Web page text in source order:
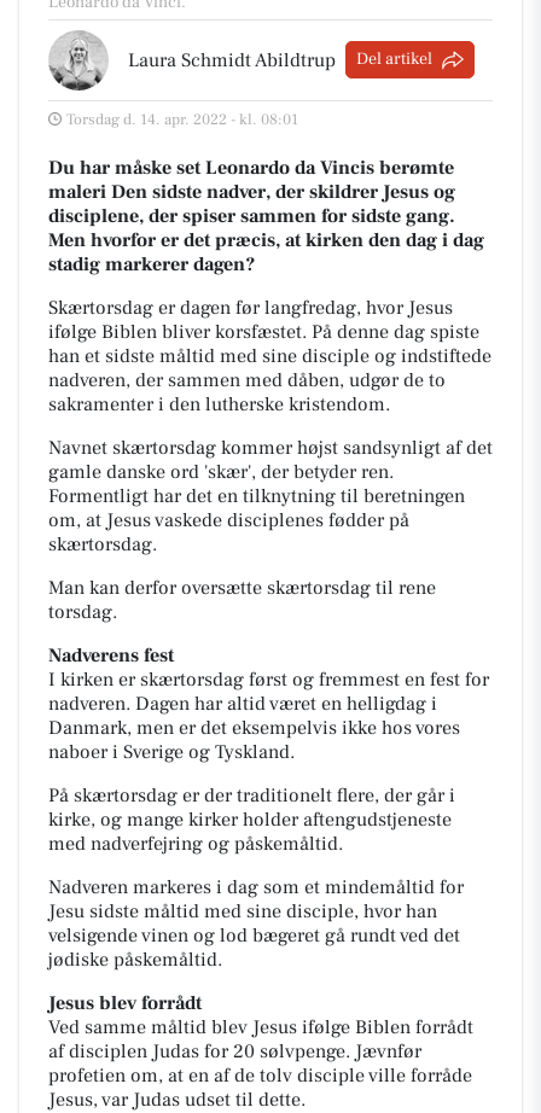
Laura Schmidt Abildtrup Del artikel
Torsdag d. 14. apr. 2022 - kl. 08:01
Du har måske set Leonardo da Vincis berømte
maleri Den sidste nadver, der skildrer Jesus og
disciplene, der spiser sammen for sidste gang.
Men hvorfor er det præcis, at kirken den dag i dag
stadig markerer dagen?
Skærtorsdag er dagen før langfredag, hvor Jesus
ifølge Biblen bliver korsfæstet. På denne dag spiste
han et sidste måltid med sine disciple og indstiftede
nadveren, der sammen med dåben, udgør de to
sakramenter i den lutherske kristendom.
Navnet skærtorsdag kommer højst sandsynligt af det
gamle danske ord 'skær', der betyderren.
Formentligt har det en tilknytning til beretningen
om, at Jesus vaskede disciplenes fødder på
skærtorsdag.
Man kan derfor oversætte skærtorsdag til rene
torsdag.
Nadverens fest
I kirken er skærtorsdag først og fremmest en fest for
nadveren. Dagen har altid været en helligdag i
Danmark, men er det eksempelvis ikke hos vores
naboer i Sverige og Tyskland.
På skærtorsdag er der traditionelt flere, der går i
kirke, og mange kirker holder aftengudstjeneste
med nadverfejring og påskemåltid.
Nadveren markeres i dag som et mindemåltid for
Jesu sidste måltid med sine disciple, hvor han
velsigende vinen og lod bægeret gå rundt ved det
jødiske påskemåltid.
Jesus blev forrådt
Ved samme måltid blev Jesus ifølge Biblen forrådt
af disciplen Judas for 20 sølvpenge. Jævnfør
profetien om, at en af de tolv disciple ville forråde
Jesus, var Judas udset til dette.